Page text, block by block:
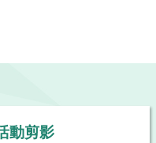
動剪影